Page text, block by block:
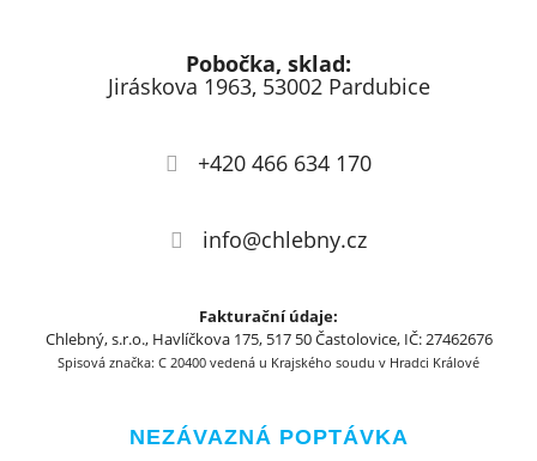
Pobočka, sklad:
Jiráskova 1963, 53002 Pardubice
+420 466 634 170
info@chlebny.cz
Fakturační údaje:
Chlebný, s.r.o., Havlíčkova 175, 517 50 Častolovice, IČ: 27462676
Spisová značka: C 20400 vedená u Krajského soudu v Hradci Králové
NEZÁVAZNÁ POPTÁVKA